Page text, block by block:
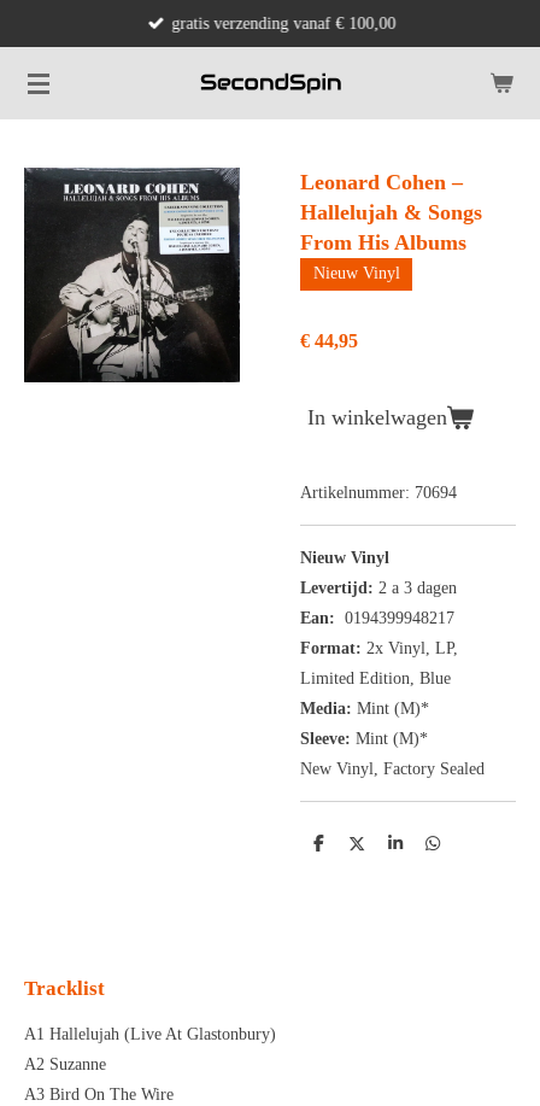
naar
de
gratis verzending vanaf € 100,00
Leonard Cohen –
Hallelujah & Songs
From His Albums
Nieuw Vinyl
€ 44,95
In winkelwagen
Artikelnummer: 70694
Nieuw Vinyl
Levertijd: 2 a 3 dagen
Ean: 0194399948217
Format: 2x Vinyl, LP,
Limited Edition, Blue
Media: Mint (M)*
Sleeve: Mint (M)*
New Vinyl, Factory Sealed
D
D
S
D
Tracklist
A1 Hallelujah (Live At Glastonbury)
A2 Suzanne
A3 Bird On The Wire